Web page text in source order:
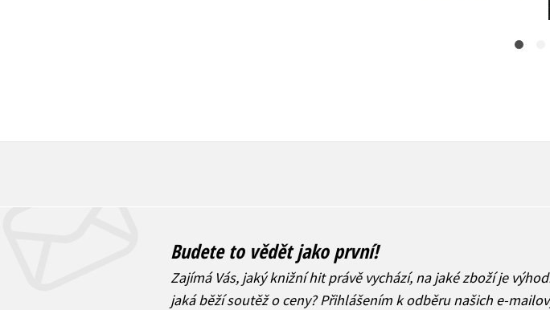
Budete to vědět jako první!
Zajímá Vás, jaký knižní hit právě vychází, na jaké zboží je
jaká běží soutěž o ceny? Přihlášením k odběru našich e-